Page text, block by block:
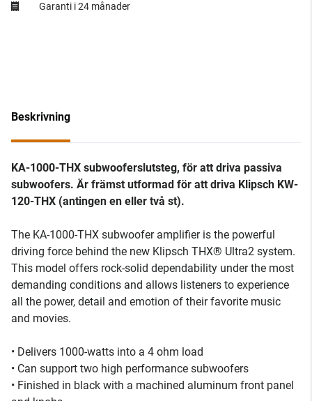
Garanti i 24 månader
Beskrivning
KA-1000-THX subwooferslutsteg, för att driva passiva
subwoofers. Är främst utformad för att driva Klipsch KW-
120-THX (antingen en eller två st).
The KA-1000-THX subwoofer amplifier is the powerful
driving force behind the new Klipsch THX® Ultra2 system.
This model offers rock-solid dependability under the most
demanding conditions and allows listeners to experience
all the power, detail and emotion of their favorite music
and movies.
• Delivers 1000-watts into a 4 ohm load
• Can support two high performance subwoofers
• Finished in black with a machined aluminum front panel